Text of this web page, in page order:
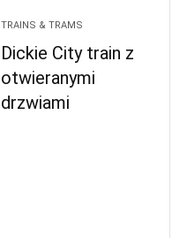
TRAINS & TRAMS
Dickie City train z
otwieranymi
drzwiami